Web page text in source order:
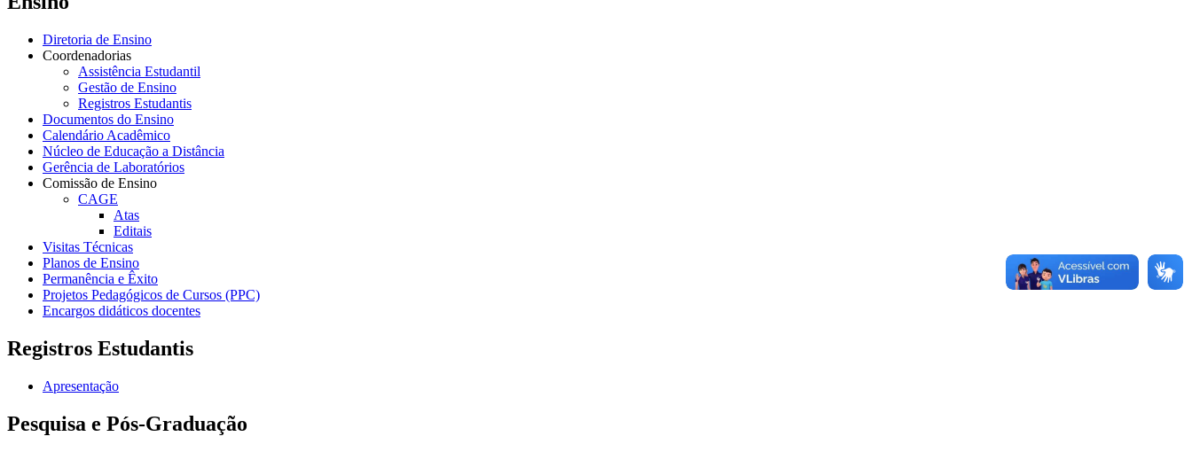
Diretoria de Ensino
Coordenadorias
Assistência Estudantil
Gestão de Ensino
Registros Estudantis
Documentos do Ensino
Calendário Acadêmico
Núcleo de Educação a Distância
Gerência de Laboratórios
Comissão de Ensino
CAGE
Atas
Editais
Visitas Técnicas
Planos de Ensino
Permanência e Êxito
Projetos Pedagógicos de Cursos (PPC)
Encargos didáticos docentes
Registros Estudantis
Apresentação
Pesquisa e Pós-Graduação